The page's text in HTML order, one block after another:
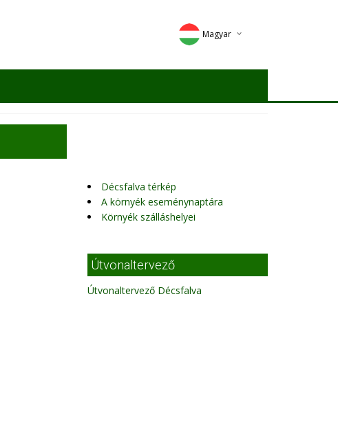
Magyar
Deutsch
Décsfalva térkép
A környék eseménynaptára
Környék szálláshelyei
Útvonaltervező
Útvonaltervező Décsfalva